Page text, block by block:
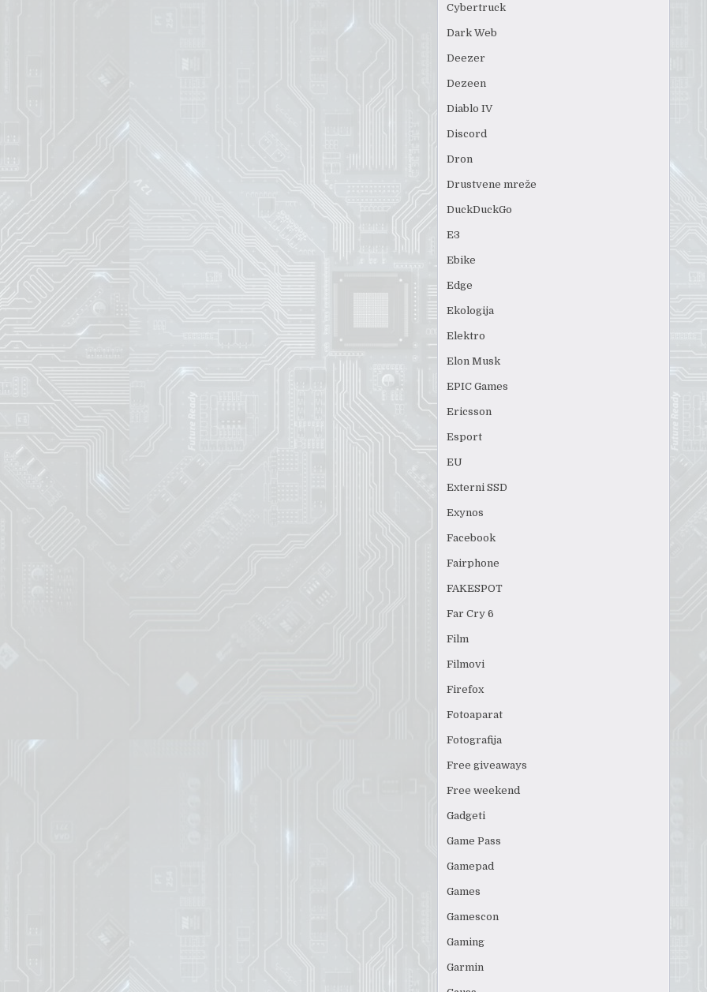
Cybertruck
Dark Web
Deezer
Dezeen
Diablo IV
Discord
Dron
Drustvene mreže
DuckDuckGo
E3
Ebike
Edge
Ekologija
Elektro
Elon Musk
EPIC Games
Ericsson
Esport
EU
Externi SSD
Exynos
Facebook
Fairphone
FAKESPOT
Far Cry 6
Film
Filmovi
Firefox
Fotoaparat
Fotografija
Free giveaways
Free weekend
Gadgeti
Game Pass
Gamepad
Games
Gamescon
Gaming
Garmin